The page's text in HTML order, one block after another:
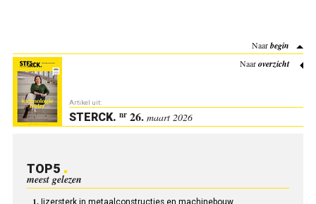
Naarbegin
Naaroverzicht
Artikel uit:
STERCK. nr26. maart 2026
TOP5
meest gelezen
Ijzersterk in metaalconstructies en machinebouw